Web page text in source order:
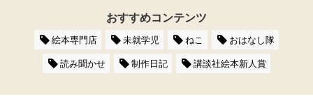
おすすめコンテンツ
絵本専門店 未就学児 ねこ
おはなし隊
読み聞かせ
制作日記 講談社絵本新人賞